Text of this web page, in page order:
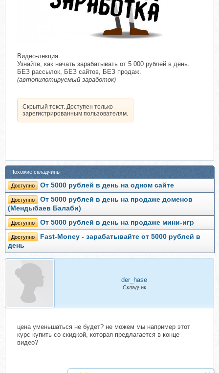
Видео-лекция.
Узнайте, как начать зарабатывать от 5 000 рублей в день.
БЕЗ рассылок, БЕЗ сайтов, БЕЗ продаж.
(автопилотируемый заработок)
Скрытый текст. Доступен только
зарегистрированным пользователям.
Похожие складчины
Доступно От 5000 рублей в день на одном сайте
Доступно
От 5000 рублей в день на продаже доменов
(Мендыбаев Балаби)
Доступно От 5000 рублей в день на продаже мини-игр
Доступно
Fast-Money - зарабатывайте от 5000 рублей в
день
der_hase
Складчик
цена уменьшаться не будет? не можем мы например этот
курс купить со скидкой, которая предлагается в конце
видео?